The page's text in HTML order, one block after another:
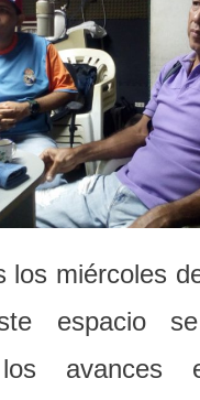
los miércoles
espacio
avances